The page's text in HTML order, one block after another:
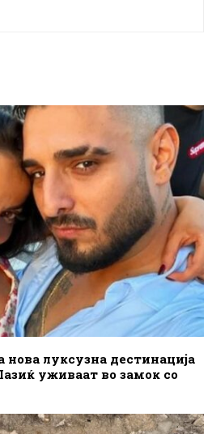
луксузна дестинација
уживаат во замок со